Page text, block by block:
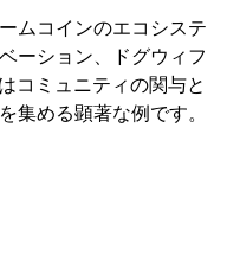
ムコインのエコシステ
ーション、ドグウィフ
コミュニティの関与と
集める顕著な例です。